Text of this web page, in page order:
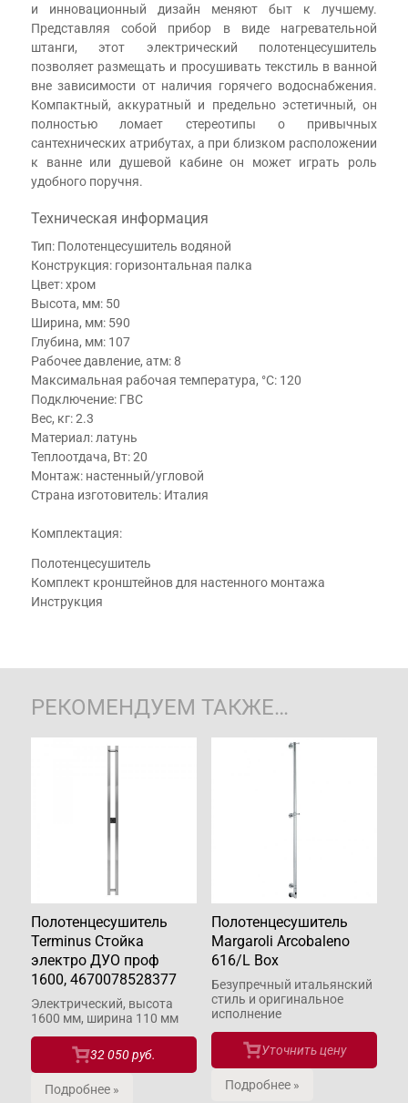
и инновационный дизайн меняют быт к лучшему.
Представляя собой прибор в виде нагревательной
штанги, этот электрический полотенцесушитель
позволяет размещать и просушивать текстиль в ванной
вне зависимости от наличия горячего водоснабжения.
Компактный, аккуратный и предельно эстетичный, он
полностью ломает стереотипы о привычных
сантехнических атрибутах, а при близком расположении
к ванне или душевой кабине он может играть роль
удобного поручня.
Техническая информация
Тип: Полотенцесушитель водяной
Конструкция: горизонтальная палка
Цвет: хром
Высота, мм: 50
Ширина, мм: 590
Глубина, мм: 107
Рабочее давление, атм: 8
Максимальная рабочая температура, °С: 120
Подключение: ГВС
Вес, кг: 2.3
Материал: латунь
Теплоотдача, Вт: 20
Монтаж: настенный/угловой
Страна изготовитель: Италия
Комплектация:
Полотенцесушитель
Комплект кронштейнов для настенного монтажа
Инструкция
РЕКОМЕНДУЕМ ТАКЖЕ…
Полотенцесушитель
Terminus Стойка
электро ДУО проф
1600, 4670078528377
Электрический, высота
1600 мм, ширина 110 мм
32 050 руб.
Подробнее »
Полотенцесушитель
Margaroli Arcobaleno
616/L Box
Безупречный итальянский
стиль и оригинальное
исполнение
Уточнить цену
Подробнее »